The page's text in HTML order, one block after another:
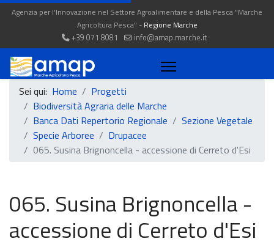
Agenzia per l'Innovazione nel Settore Agroalimentare e della Pesca "Marche
Agricoltura Pesca" - Regione Marche
+39 071 8081
info@amap.marche.it
Sei qui: Home
Progetti
Biodiversità Agraria delle Marche
Banca Dati Repertorio Regionale
Sezione Vegetale
Specie Arboree
Drupacee
065. Susina Brignoncella - accessione di Cerreto d'Esi
065. Susina Brignoncella -
accessione di Cerreto d'Esi